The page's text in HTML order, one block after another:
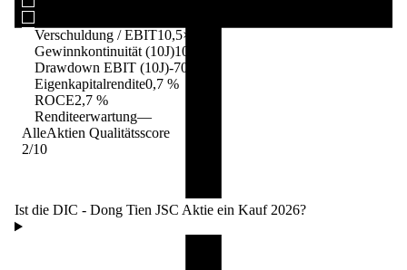
Verschuldung / EBIT10,5×
Gewinnkontinuität (10J)10/10
Drawdown EBIT (10J)-70,7 %
Eigenkapitalrendite0,7 %
ROCE2,7 %
Renditeerwartung—
AlleAktien Qualitätsscore
2/10
Ist die DIC - Dong Tien JSC Aktie ein Kauf 2026?